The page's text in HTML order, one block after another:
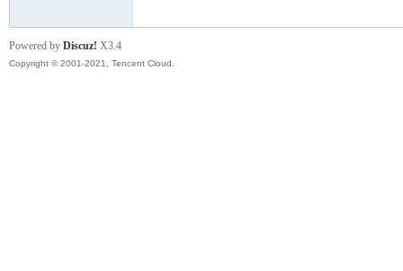
Powered by Discuz! X3.4
Copyright © 2001-2021, Tencent Cloud.